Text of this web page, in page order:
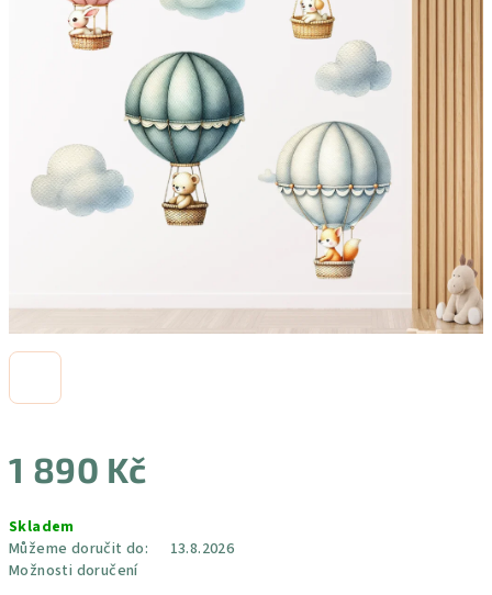
1 890 Kč
cena:
Skladem
Můžeme doručit do:
13.8.2026
Možnosti doručení